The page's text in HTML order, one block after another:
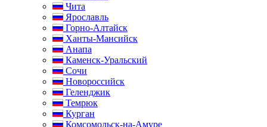
Чита
Ярославль
Горно-Алтайск
Ханты-Мансийск
Анапа
Каменск-Уральский
Сочи
Новороссийск
Геленджик
Темрюк
Курган
Комсомольск-на-Амуре